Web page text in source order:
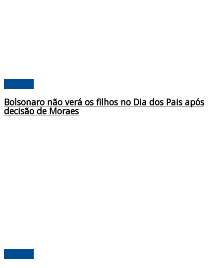
Bolsonaro não verá os filhos no Dia dos Pais após
decisão de Moraes